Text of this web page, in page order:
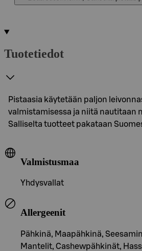
Tuotetiedot
Pistaasia käytetään paljon
valmistamisessa ja niitä nautitaan
Salliselta tuotteet pakataan
Valmistusmaa
Yhdysvallat
Allergeenit
Pähkinä, Maapähkinä,
Mantelit, Cashewpähkinät,